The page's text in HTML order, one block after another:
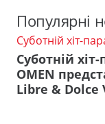
Популярні
Суботній хіт-
Суботній
OMEN
Libre & Dolce